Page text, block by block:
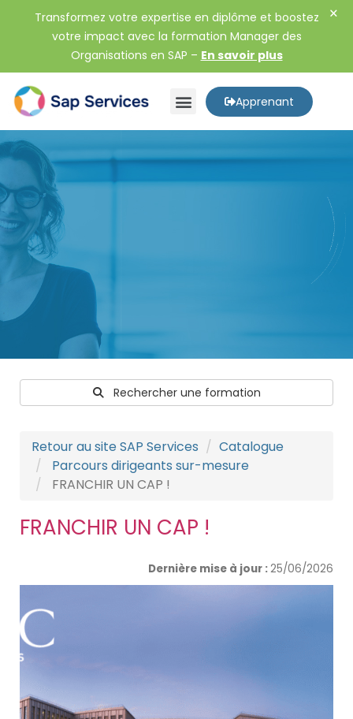
Transformez votre expertise en diplôme et boostez
votre impact avec la formation Manager des
Organisations en SAP – En savoir plus
Apprenant
Rechercher une formation
Retour au site SAP Services
Catalogue
Parcours dirigeants sur-mesure
FRANCHIR UN CAP !
FRANCHIR UN CAP !
Dernière mise à jour :25/06/2026